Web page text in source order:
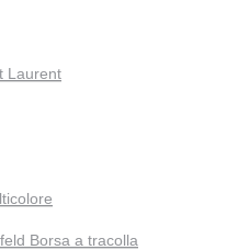
Laurent
Borsa a tracolla